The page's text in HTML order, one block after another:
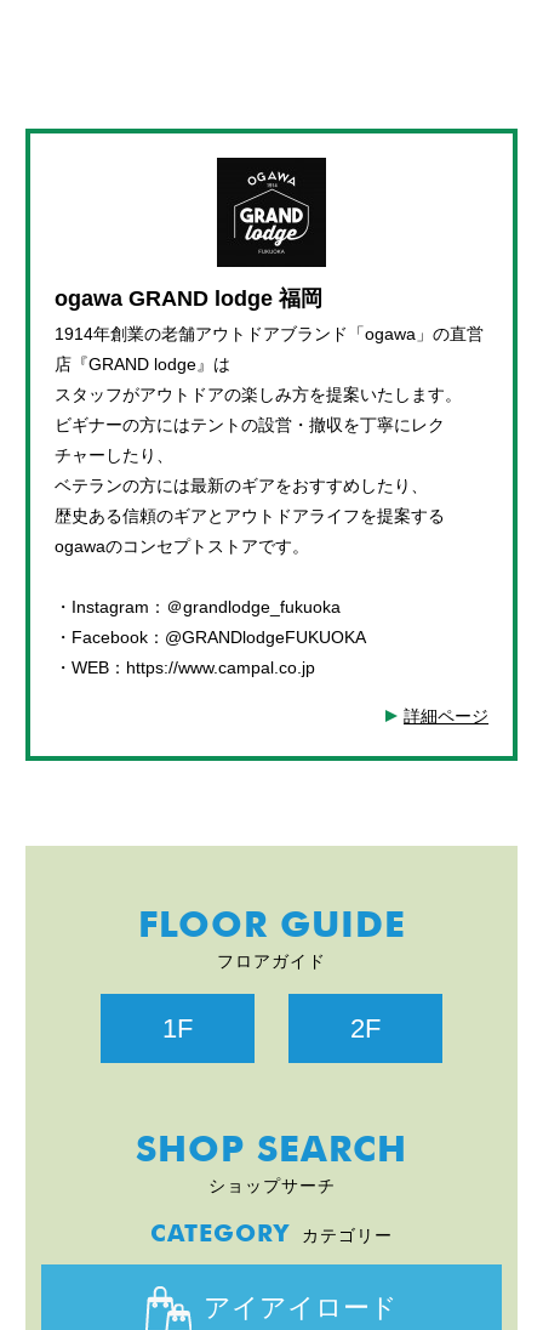
ogawa GRAND lodge 福岡
1914年創業の老舗アウトドアブランド「ogawa」の直営
店『GRAND lodge』は
スタッフがアウトドアの楽しみ方を提案いたします。
ビギナーの方にはテントの設営・撤収を丁寧にレク
チャーしたり、
ベテランの方には最新のギアをおすすめしたり、
歴史ある信頼のギアとアウトドアライフを提案する
ogawaのコンセプトストアです。
・Instagram：＠grandlodge_fukuoka
・Facebook：@GRANDlodgeFUKUOKA
・WEB：https://www.campal.co.jp
詳細ページ
FLOOR GUIDE
フロアガイド
1F 2F
SHOP SEARCH
ショップサーチ
CATEGORY カテゴリー
アイアイロード